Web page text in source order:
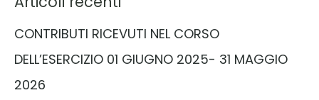
c
a
:
CONTRIBUTI RICEVUTI NEL CORSO
DELL’ESERCIZIO 01 GIUGNO 2025- 31 MAGGIO
2026